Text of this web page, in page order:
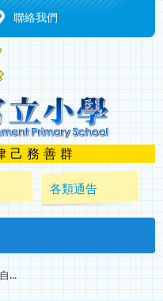
聯絡我們
己務善群
各類通告
...